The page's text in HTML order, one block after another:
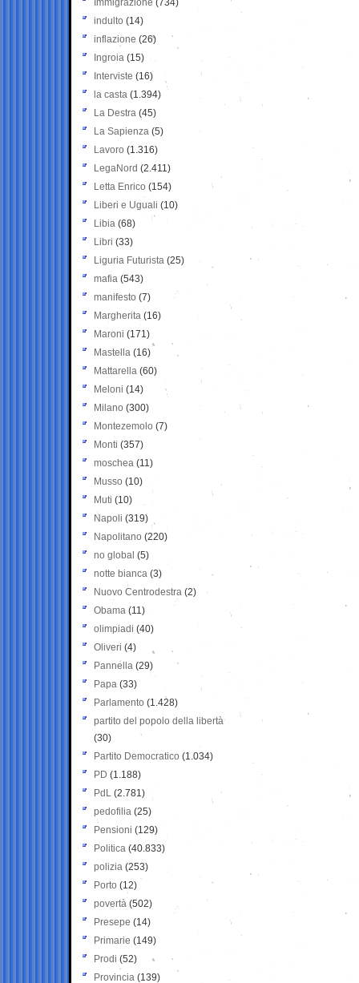
Immigrazione (734)
indulto (14)
inflazione (26)
Ingroia (15)
Interviste (16)
la casta (1.394)
La Destra (45)
La Sapienza (5)
Lavoro (1.316)
LegaNord (2.411)
Letta Enrico (154)
Liberi e Uguali (10)
Libia (68)
Libri (33)
Liguria Futurista (25)
mafia (543)
manifesto (7)
Margherita (16)
Maroni (171)
Mastella (16)
Mattarella (60)
Meloni (14)
Milano (300)
Montezemolo (7)
Monti (357)
moschea (11)
Musso (10)
Muti (10)
Napoli (319)
Napolitano (220)
no global (5)
notte bianca (3)
Nuovo Centrodestra (2)
Obama (11)
olimpiadi (40)
Oliveri (4)
Pannella (29)
Papa (33)
Parlamento (1.428)
partito del popolo della libertà
(30)
Partito Democratico (1.034)
PD (1.188)
PdL (2.781)
pedofilia (25)
Pensioni (129)
Politica (40.833)
polizia (253)
Porto (12)
povertà (502)
Presepe (14)
Primarie (149)
Prodi (52)
Provincia (139)